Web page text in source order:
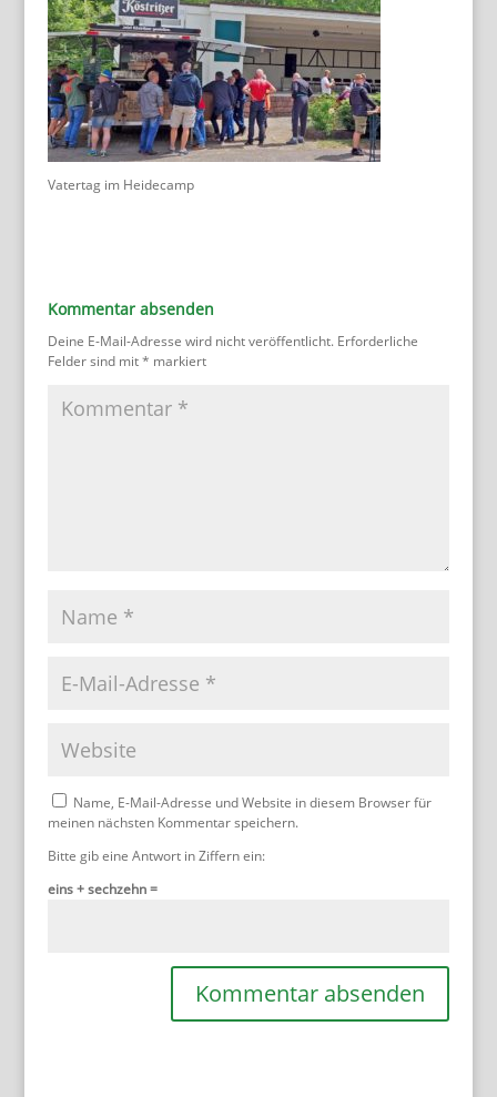
Vatertag im Heidecamp
Kommentar absenden
Deine E-Mail-Adresse wird nicht veröffentlicht. Erforderliche
Felder sind mit* markiert
Name, E-Mail-Adresse und Website in diesem Browser für
meinen nächsten Kommentar speichern.
Bitte gib eine Antwort in Ziffern ein:
eins + sechzehn =